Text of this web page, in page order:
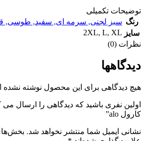
توضیحات تکمیلی
رنگ سبز لجنی, سرمه ای, سفید, طوسی,
سایز
2XL, L, XL
نظرات (0)
دیدگاهها
هیچ دیدگاهی برای این محصول نوشته
اولین نفری باشید که دیدگاهی را ارسال می
کارول alo”
نشانی ایمیل شما منتشر نخواهد شد.